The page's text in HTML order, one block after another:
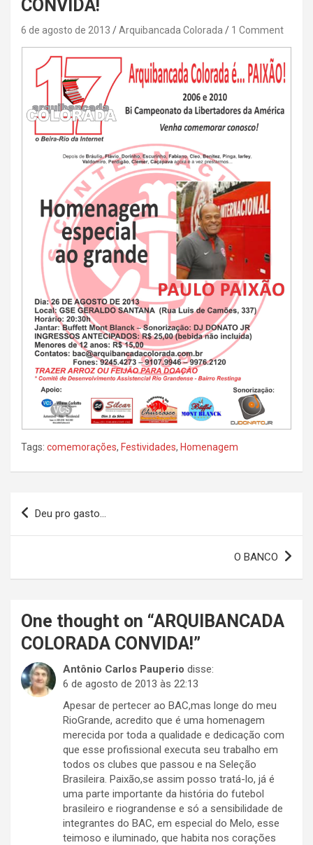
CONVIDA!
6 de agosto de 2013 Arquibancada Colorada 1 Comment
Tags: comemorações, Festividades, Homenagem
Navegação
Deu pro gasto…
O BANCO
One thought on “ARQUIBANCADA
COLORADA CONVIDA!”
Antônio Carlos Pauperio disse:
6 de agosto de 2013 às 22:13
Apesar de pertecer ao BAC,mas longe do meu
RioGrande, acredito que é uma homenagem
merecida por toda a qualidade e dedicação com
que esse profissional executa seu trabalho em
todos os clubes que passou e na Seleção
Brasileira. Paixão,se assim posso tratá-lo, já é
uma parte importante da história do futebol
brasileiro e riograndense e só a sensibilidade de
integrantes do BAC, em especial do Melo, esse
teimoso e iluminado, que habita nos corações